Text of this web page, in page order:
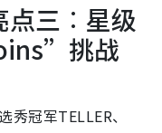
三︰星级
挑战
冠军TELLER、